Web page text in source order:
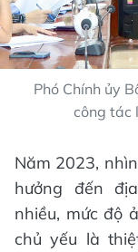
Phó Chính ủy
công tác
Năm 2023,
hưởng đến
nhiều, mức độ
chủ yếu là